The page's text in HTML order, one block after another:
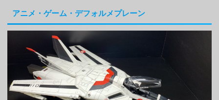
アニメ・ゲーム・デフォルメプレーン